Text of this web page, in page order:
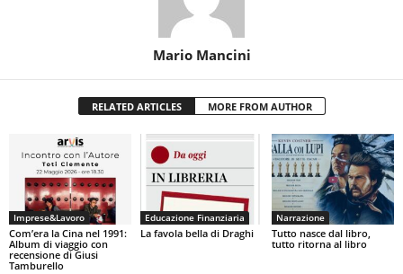
Mario Mancini
RELATED ARTICLES MORE FROM AUTHOR
Imprese&Lavoro
Com’era la Cina nel 1991:
Album di viaggio con
recensione di Giusi
Tamburello
Educazione Finanziaria
La favola bella di Draghi
Narrazione
Tutto nasce dal libro,
tutto ritorna al libro